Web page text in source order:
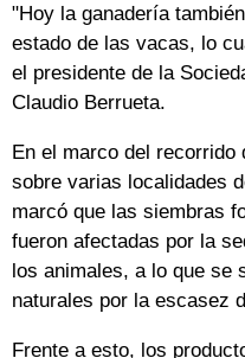
"Hoy la ganadería
estado de las vacas, lo
el presidente de la
Claudio Berrueta.
En el marco del recorrido
sobre varias localidades
marcó que las siembras
fueron afectadas por la
los animales, a lo que se
naturales por la escasez
Frente a esto, los